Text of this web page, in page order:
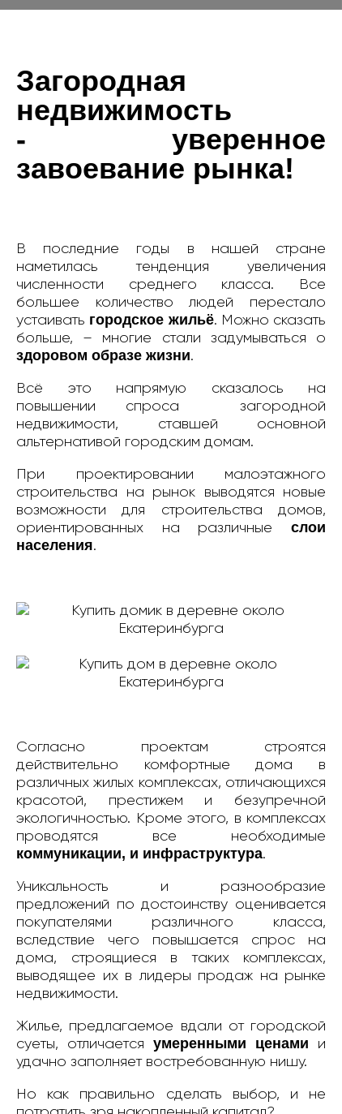
Загородная
недвижимость
- уверенное
завоевание рынка!
В последние годы в нашей стране
наметилась тенденция увеличения
численности среднего класса. Все
большее количество людей перестало
устаивать городское жильё. Можно сказать
больше, – многие стали задумываться о
здоровом образе жизни.
Всё это напрямую сказалось на
повышении спроса загородной
недвижимости, ставшей основной
альтернативой городским домам.
При проектировании малоэтажного
строительства на рынок выводятся новые
возможности для строительства домов,
ориентированных на различные слои
населения.
Согласно проектам строятся
действительно комфортные дома в
различных жилых комплексах, отличающихся
красотой, престижем и безупречной
экологичностью. Кроме этого, в комплексах
проводятся все необходимые
коммуникации, и инфраструктура.
Уникальность и разнообразие
предложений по достоинству оценивается
покупателями различного класса,
вследствие чего повышается спрос на
дома, строящиеся в таких комплексах,
выводящее их в лидеры продаж на рынке
недвижимости.
Жилье, предлагаемое вдали от городской
суеты, отличается умеренными ценами и
удачно заполняет востребованную нишу.
Но как правильно сделать выбор, и не